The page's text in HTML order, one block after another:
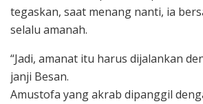
tegaskan, saat menang nanti, ia
selalu amanah.
“Jadi, amanat itu harus dijalankan
janji Besan.
Amustofa yang akrab dipanggil